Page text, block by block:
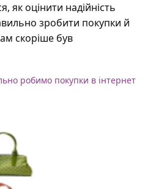
як оцінити надійність
зробити покупки й
скоріше був
робимо покупки в інтернет